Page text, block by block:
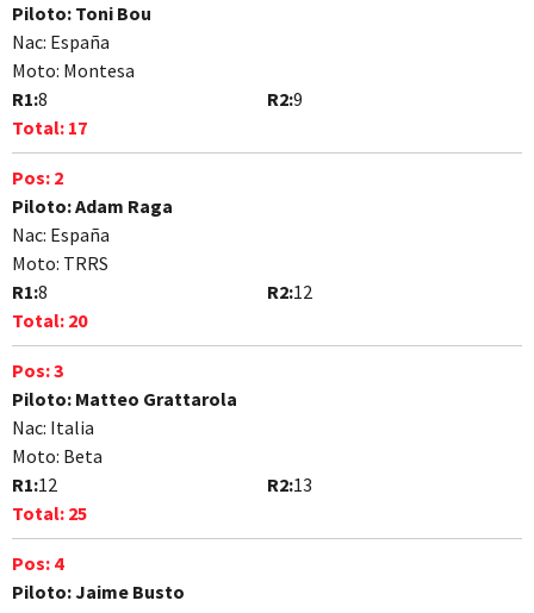
Piloto: Toni Bou
Nac: España
Moto: Montesa
R1:8 R2:9
Total: 17
Pos: 2
Piloto:Adam Raga
Nac: España
Moto: TRRS
R1:8 R2:12
Total: 20
Pos:3
Piloto: Matteo Grattarola
Nac: Italia
Moto: Beta
R1:12 R2:13
Total: 25
Pos: 4
Piloto:Jaime Busto